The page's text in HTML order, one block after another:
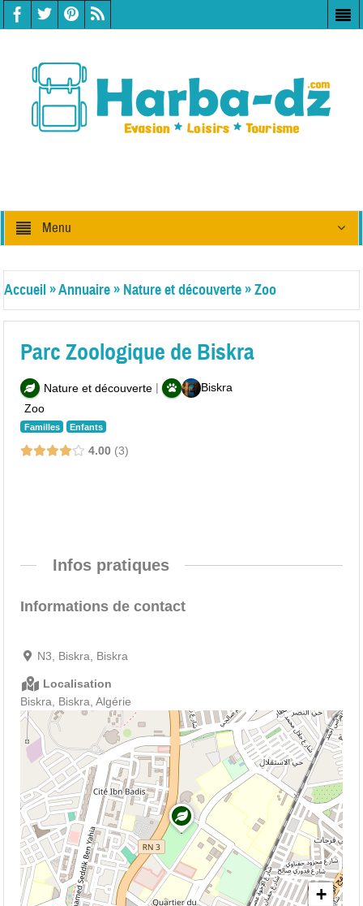
Menu
Accueil»Annuaire» Nature et découverte»Zoo
Parc Zoologique de Biskra
Nature et découverte|
Zoo
Familles Enfants
Biskra
4.00 3
Infos pratiques
Informations de contact
N3, Biskra, Biskra
Localisation
Biskra, Biskra, Algérie
+